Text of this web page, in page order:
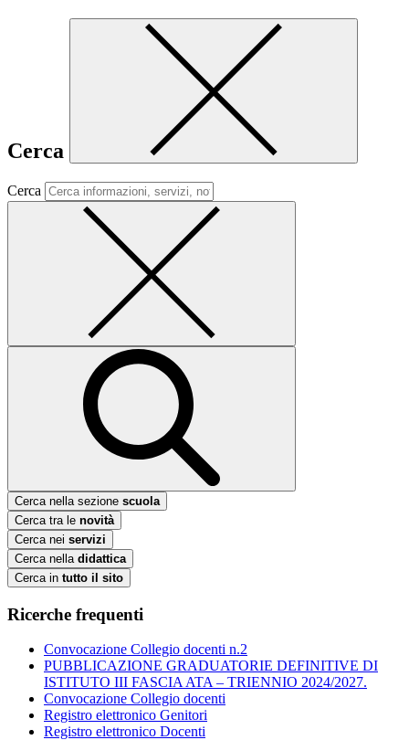
Cerca
Cerca
Cerca nella sezione scuola
Cerca tra le novità
Cerca nei servizi
Cerca nella didattica
Cerca in tutto il sito
Ricerche frequenti
Convocazione Collegio docenti n.2
PUBBLICAZIONE GRADUATORIE DEFINITIVE DI
ISTITUTO III FASCIA ATA – TRIENNIO 2024/2027.
Convocazione Collegio docenti
Registro elettronico Genitori
Registro elettronico Docenti